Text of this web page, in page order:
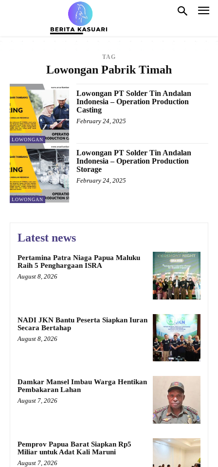
TAG
Lowongan Pabrik Timah
LOWONGAN
Lowongan PT Solder Tin Andalan
Indonesia – Operation Production
Casting
February 24, 2025
LOWONGAN
Lowongan PT Solder Tin Andalan
Indonesia – Operation Production
Storage
February 24, 2025
Latest news
Pertamina Patra Niaga Papua Maluku
Raih 5 Penghargaan ISRA
August 8, 2026
NADI JKN Bantu Peserta Siapkan Iuran
Secara Bertahap
August 8, 2026
Damkar Mansel Imbau Warga Hentikan
Pembakaran Lahan
August 7, 2026
Pemprov Papua Barat Siapkan Rp5
Miliar untuk Adat Kali Maruni
August 7, 2026